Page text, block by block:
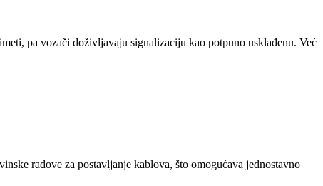
pa vozači doživljavaju signalizaciju kao potpuno usklađenu. Već
radove za postavljanje kablova, što omogućava jednostavno